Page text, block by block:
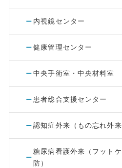
内視鏡センター
健康管理センター
中央手術室・中央材料室
患者総合支援センター
認知症外来（もの忘れ外来
糖尿病看護外来（フット
防）